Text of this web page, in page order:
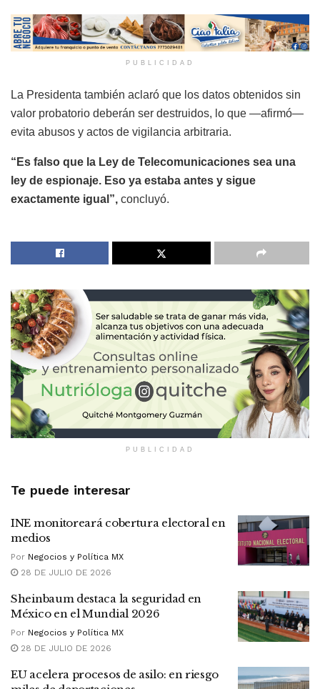
PUBLICIDAD
La Presidenta también aclaró que los datos obtenidos sin
valor probatorio deberán ser destruidos, lo que —afirmó—
evita abusos y actos de vigilancia arbitraria.
“Es falso que la Ley de Telecomunicaciones sea una
ley de espionaje. Eso ya estaba antes y sigue
exactamente igual”, concluyó.
PUBLICIDAD
Te puede interesar
INE monitoreará cobertura electoral en
medios
Por Negocios y Política MX
28 DE JULIO DE 2026
Sheinbaum destaca la seguridad en
México en el Mundial 2026
Por Negocios y Política MX
28 DE JULIO DE 2026
EU acelera procesos de asilo: en riesgo